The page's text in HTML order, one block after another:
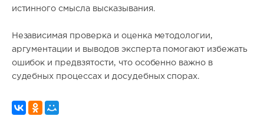
истинного смысла высказывания.
Независимая проверка и оценка методологии,
аргументации и выводов эксперта помогают избежать
ошибок и предвзятости, что особенно важно в
судебных процессах и досудебных спорах.